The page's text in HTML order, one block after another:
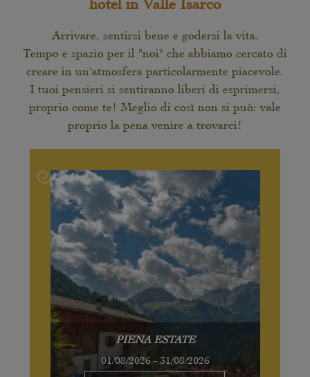
hotel in Valle Isarco
Arrivare, sentirsi bene e godersi la vita.
Tempo e spazio per il "noi" che abbiamo cercato di
creare in un'atmosfera particolarmente piacevole.
I tuoi pensieri si sentiranno liberi di esprimersi,
proprio come te! Meglio di così non si può: vale
proprio la pena venire a trovarci!
PIENA ESTATE
01/08/2026 - 31/08/2026